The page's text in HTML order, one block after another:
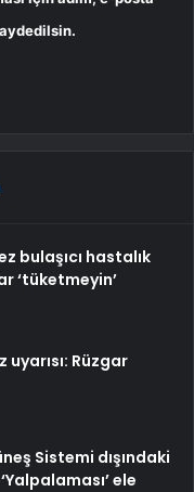
bulaşıcı hastalık
‘tüketmeyin’
Rüzgar
Sistemi dışındaki
ele